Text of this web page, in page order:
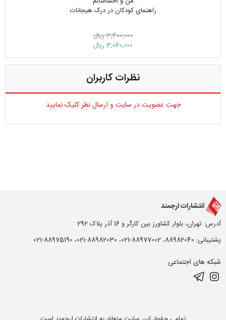
راهنمای کودکان در درک هیجانات
3,400,000 ریال
3,060,000 ریال
نظرات کاربران
جهت عضویت در سایت و ارسال نظر کلیک نمایید
انتشارات ارجمند
آدرس: تهران، بلوار کشاورز بین کارگر و 16 آذر پلاک 292
پشتیبانی: 88982040، 88977002-021، 88982030-021، 88975190-021
شبکه های اجتماعی